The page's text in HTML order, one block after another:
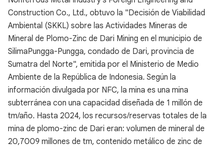
Construction Co., Ltd., obtuvo la "Decisión de Viabilidad
Ambiental (SKKL) sobre las Actividades Mineras de
Mineral de Plomo-Zinc de Dari Mining en el municipio de
SilimaPungga-Pungga, condado de Dari, provincia de
Sumatra del Norte", emitida por el Ministerio de Medio
Ambiente de la República de Indonesia. Según la
información divulgada por NFC, la mina es una mina
subterránea con una capacidad diseñada de 1 millón de
tm/año. Hasta 2024, los recursos/reservas totales de la
mina de plomo-zinc de Dari eran: volumen de mineral de
20,7009 millones de tm, contenido metálico de zinc de